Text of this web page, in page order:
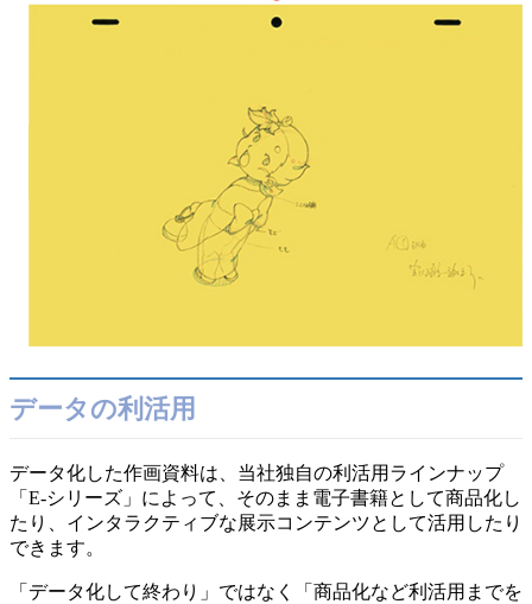
データの利活用
データ化した作画資料は、当社独自の利活用ラインナップ
「E-シリーズ」によって、そのまま電子書籍として商品化し
たり、インタラクティブな展示コンテンツとして活用したり
できます。
「データ化して終わり」ではなく「商品化など利活用までを